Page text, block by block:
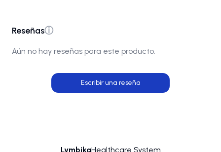
Reseñasⓘ
Aún no hay reseñas para este producto.
Escribir una reseña
LymbikaHealthcare System